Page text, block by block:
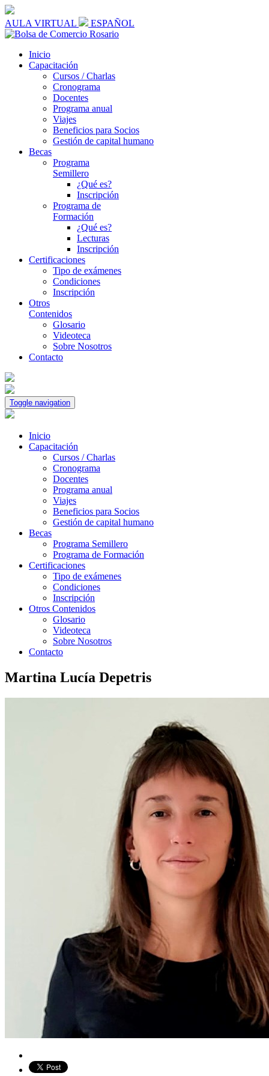
AULA VIRTUAL ESPAÑOL
Inicio
Capacitación
Cursos / Charlas
Cronograma
Docentes
Programa anual
Viajes
Beneficios para Socios
Gestión de capital humano
Becas
Programa
Semillero
¿Qué es?
Inscripción
Programa de
Formación
¿Qué es?
Lecturas
Inscripción
Certificaciones
Tipo de exámenes
Condiciones
Inscripción
Otros
Contenidos
Glosario
Videoteca
Sobre Nosotros
Contacto
Toggle navigation
Inicio
Capacitación
Cursos / Charlas
Cronograma
Docentes
Programa anual
Viajes
Beneficios para Socios
Gestión de capital humano
Becas
Programa Semillero
Programa de Formación
Certificaciones
Tipo de exámenes
Condiciones
Inscripción
Otros Contenidos
Glosario
Videoteca
Sobre Nosotros
Contacto
Martina Lucía Depetris